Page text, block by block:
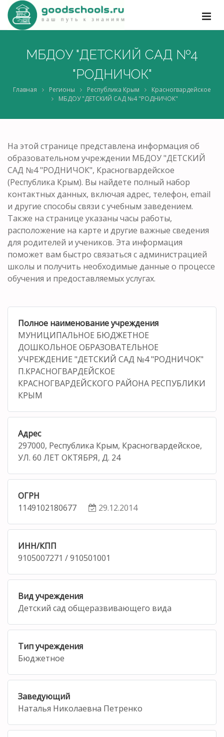
МБДОУ "ДЕТСКИЙ САД №4
"РОДНИЧОК"
Главная Регионы Республика Крым
Красногвардейское
МБДОУ "ДЕТСКИЙ САД №4 "РОДНИЧОК"
На этой странице представлена информация об
образовательном учреждении МБДОУ "ДЕТСКИЙ
САД №4 "РОДНИЧОК", Красногвардейское
(Республика Крым). Вы найдете полный набор
контактных данных, включая адрес, телефон, email
и другие способы связи с учебным заведением.
Также на странице указаны часы работы,
расположение на карте и другие важные сведения
для родителей и учеников. Эта информация
поможет вам быстро связаться с администрацией
школы и получить необходимые данные о процессе
обучения и предоставляемых услугах.
Полное наименование учреждения
МУНИЦИПАЛЬНОЕ БЮДЖЕТНОЕ
ДОШКОЛЬНОЕ ОБРАЗОВАТЕЛЬНОЕ
УЧРЕЖДЕНИЕ "ДЕТСКИЙ САД №4 "РОДНИЧОК"
П.КРАСНОГВАРДЕЙСКОЕ
КРАСНОГВАРДЕЙСКОГО РАЙОНА РЕСПУБЛИКИ
КРЫМ
Адрес
297000, Республика Крым, Красногвардейское,
УЛ. 60 ЛЕТ ОКТЯБРЯ, Д. 24
ОГРН
1149102180677
29.12.2014
ИНН/КПП
9105007271 / 910501001
Вид учреждения
Детский сад общеразвивающего вида
Тип учреждения
Бюджетное
Заведующий
Наталья Николаевна Петренко